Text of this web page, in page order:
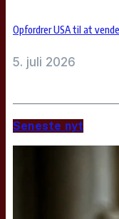
Opfordrer USA til at
5. juli 2026
Seneste nyt